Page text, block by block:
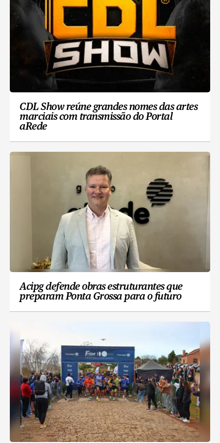
CDL Show reúne grandes nomes das artes
marciais com transmissão do Portal
aRede
Acipg defende obras estruturantes que
preparam Ponta Grossa para o futuro